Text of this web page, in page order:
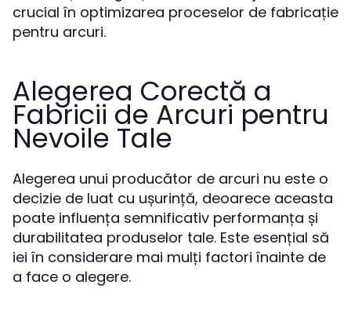
crucial în optimizarea proceselor de fabricație
pentru arcuri.
Alegerea Corectă a
Fabricii de Arcuri pentru
Nevoile Tale
Alegerea unui producător de arcuri nu este o
decizie de luat cu ușurință, deoarece aceasta
poate influența semnificativ performanța și
durabilitatea produselor tale. Este esențial să
iei în considerare mai mulți factori înainte de
a face o alegere.